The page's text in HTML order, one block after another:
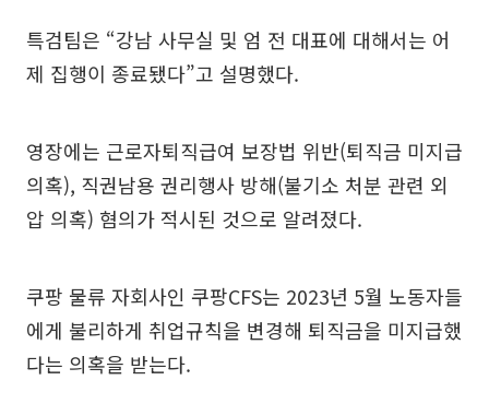
특검팀은 “강남 사무실 및 엄 전 대표에 대해서는 어
제 집행이 종료됐다”고 설명했다.
영장에는 근로자퇴직급여 보장법 위반(퇴직금 미지급
의혹), 직권남용 권리행사 방해(불기소 처분 관련 외
압 의혹) 혐의가 적시된 것으로 알려졌다.
쿠팡 물류 자회사인 쿠팡CFS는 2023년 5월 노동자들
에게 불리하게 취업규칙을 변경해 퇴직금을 미지급했
다는 의혹을 받는다.